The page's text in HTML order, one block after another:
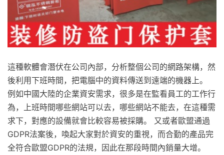
這種軟體會潛伏在公司內部，分析整個公司的網路架構，然
後利用下班時間，把電腦中的資料傳送到遠端的機器上。
例如中國大陸的企業資安需求，很多是在監看員工的工作行
為，上班時間哪些網站可以去，哪些網站不能去，在這種需
求下，對應的設備就會比較容易被採購。 又或者歐盟通過
GDPR法案後，喚起大家對於資安的重視，而合勤的產品完
全符合歐盟GDPR的法規，因此在那段時間內銷量大增。